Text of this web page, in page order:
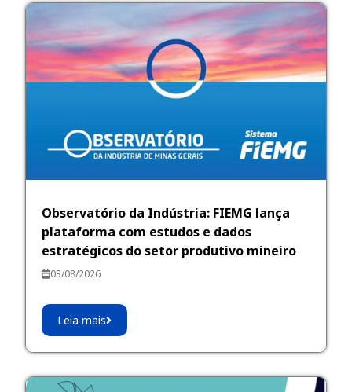
Observatório da Indústria: FIEMG lança
plataforma com estudos e dados
estratégicos do setor produtivo mineiro
03/08/2026
Leia mais